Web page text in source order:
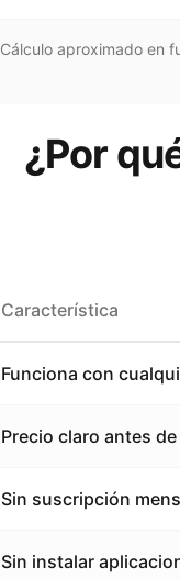
Cálculo aproximado en
¿Por
Característica
Funciona con
Precio claro antes
Sin suscripción
Sin instalar